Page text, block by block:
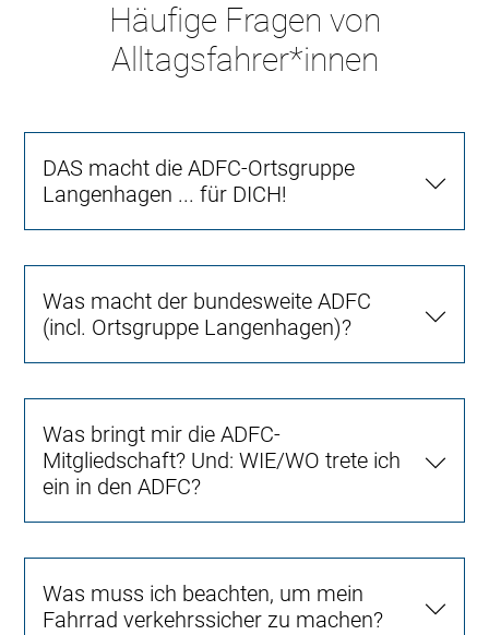
Häufige Fragen von
Alltagsfahrer*innen
DAS macht die ADFC-Ortsgruppe
Langenhagen ... für DICH!
Was macht der bundesweite ADFC
(incl. Ortsgruppe Langenhagen)?
Was bringt mir die ADFC-
Mitgliedschaft? Und: WIE/WO trete ich
ein in den ADFC?
Was muss ich beachten, um mein
Fahrrad verkehrssicher zu machen?